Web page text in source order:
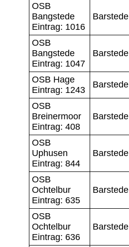
OSB
Bangstede
Eintrag: 1016
Barstede
OSB
Bangstede
Eintrag: 1047
Barstede
OSB Hage
Eintrag: 1243
Barstede
OSB
Breinermoor
Eintrag: 408
Barstede
OSB
Uphusen
Eintrag: 844
Barstede
OSB
Ochtelbur
Eintrag: 635
Barstede
OSB
Ochtelbur
Eintrag: 636
Barstede